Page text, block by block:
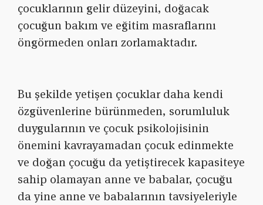
çocuklarının gelir düzeyini, doğacak
çocuğun bakım ve eğitim masraflarını
öngörmeden onları zorlamaktadır.
Bu şekilde yetişen çocuklar daha kendi
özgüvenlerine bürünmeden, sorumluluk
duygularının ve çocuk psikolojisinin
önemini kavrayamadan çocuk edinmekte
ve doğan çocuğu da yetiştirecek kapasiteye
sahip olamayan anne ve babalar, çocuğu
da yine anne ve babalarının tavsiyeleriyle